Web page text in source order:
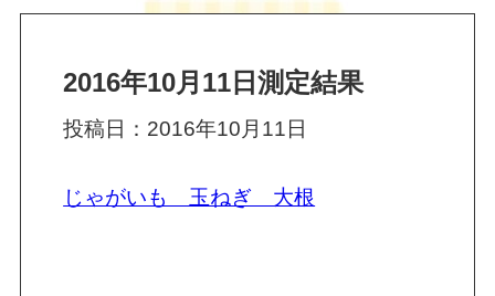
2016年10月11日測定結果
投稿日：2016年10月11日
じゃがいも 玉ねぎ 大根